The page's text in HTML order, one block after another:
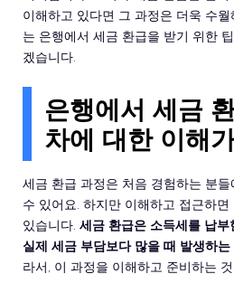
이해하고 있다면 그 과정은 더욱 수
는 은행에서 세금 환급을 받기 위한
겠습니다.
은행에서 세금
차에 대한 이해
세금 환급 과정은 처음 경험하는 분
수 있어요. 하지만 이해하고 접근하
있습니다. 세금 환급은 소득세를 납
실제 세금 부담보다 많을 때 발생하
라서, 이 과정을 이해하고 준비하는